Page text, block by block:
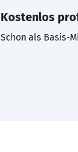
Kostenlos
Schon als Basis-